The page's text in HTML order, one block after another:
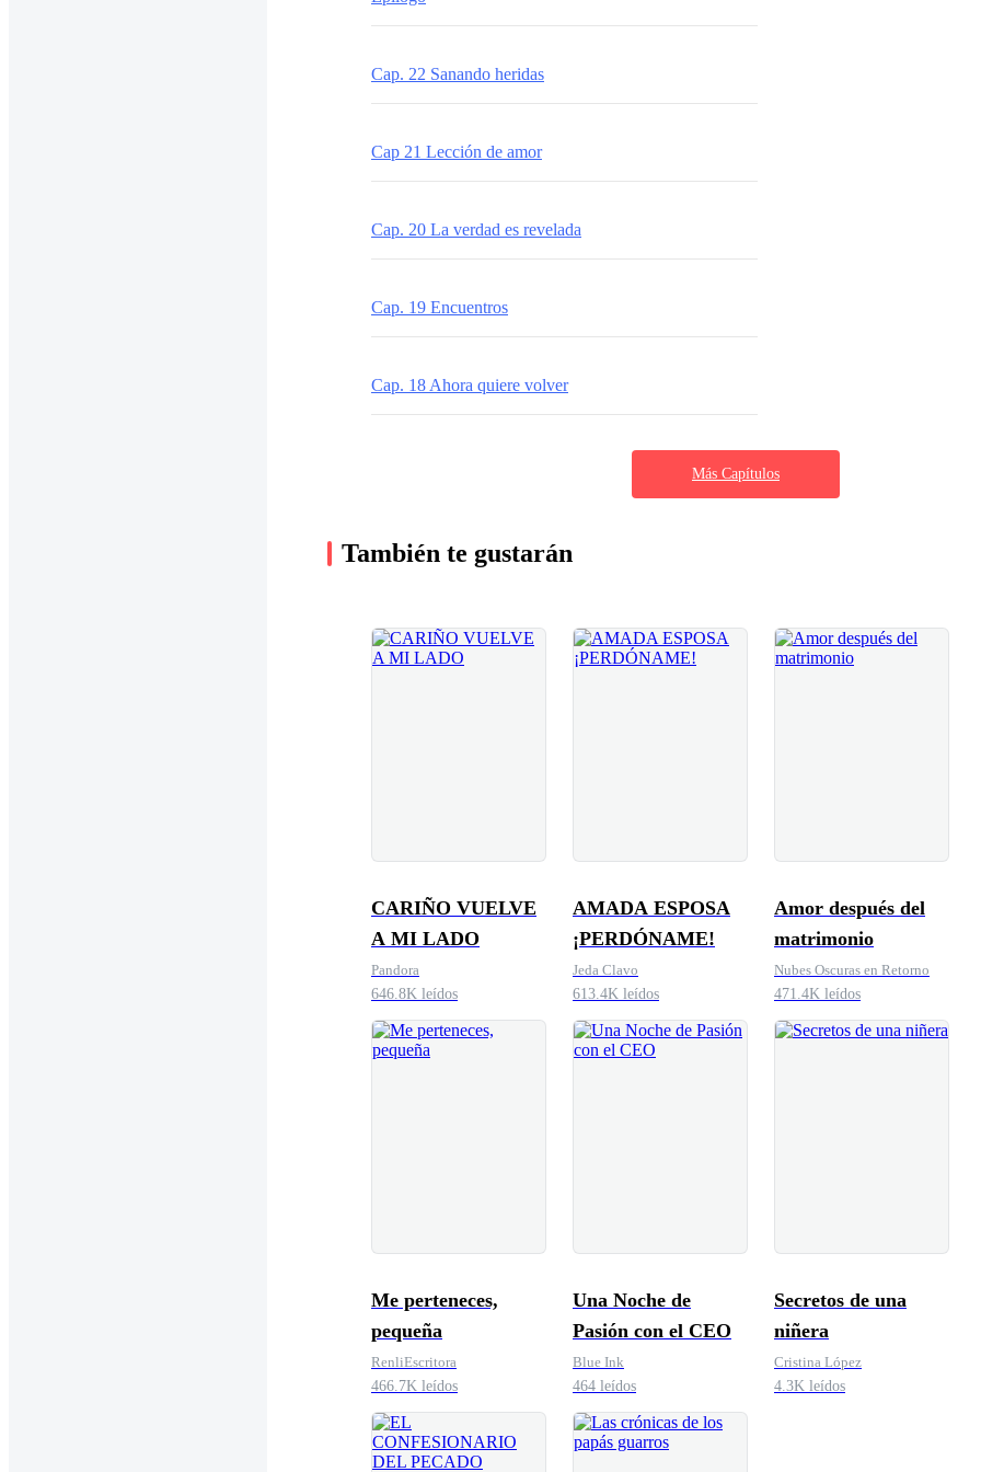
Cap. 22 Sanando heridas
Cap 21 Lección de amor
Cap. 20 La verdad es revelada
Cap. 19 Encuentros
Cap. 18 Ahora quiere volver
Más Capítulos
También te gustarán
CARIÑO VUELVE
A MI LADO
Pandora
646.8K leídos
AMADA ESPOSA
¡PERDÓNAME!
Jeda Clavo
613.4K leídos
Amor después del
matrimonio
Nubes Oscuras en Retorno
471.4K leídos
Me perteneces,
pequeña
RenliEscritora
466.7K leídos
Una Noche de
Pasión con el CEO
Blue Ink
464 leídos
Secretos de una
niñera
Cristina López
4.3K leídos